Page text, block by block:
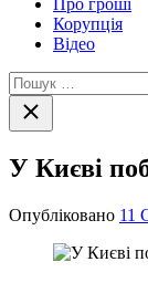
Про гроші
Корупція
Відео
Пошук:
Закрити
пошук
У Києві
Опубліковано 11